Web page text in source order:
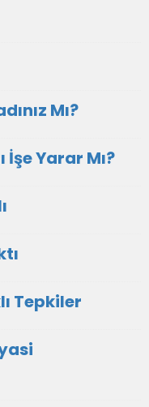
Mı?
Yarar Mı?
Tepkiler